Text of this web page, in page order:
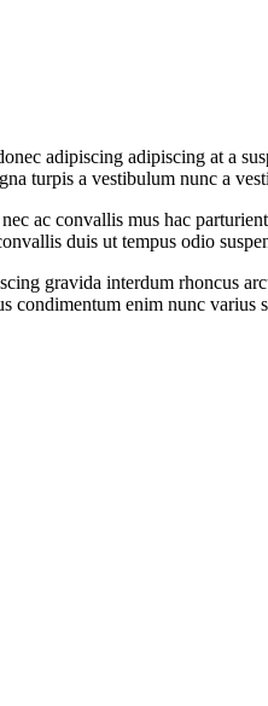
adipiscing adipiscing at a
turpis a vestibulum nunc a
ac convallis mus hac
duis ut tempus odio
gravida interdum rhoncus
condimentum enim nunc varius